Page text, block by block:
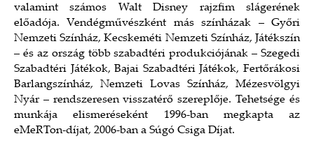
valamint számos Walt Disney rajzfim slágerének
előadója. Vendégművészként más színházak – Győri
Nemzeti Színház, Kecskeméti Nemzeti Színház, Játékszín
– és az ország több szabadtéri produkciójának – Szegedi
Szabadtéri Játékok, Bajai Szabadtéri Játékok, Fertőrákosi
Barlangszínház, Nemzeti Lovas Színház, Mézesvölgyi
Nyár – rendszeresen visszatérő szereplője. Tehetsége és
munkája elismeréseként 1996-ban megkapta az
eMeRTon-díjat, 2006-ban a Súgó Csiga Díjat.